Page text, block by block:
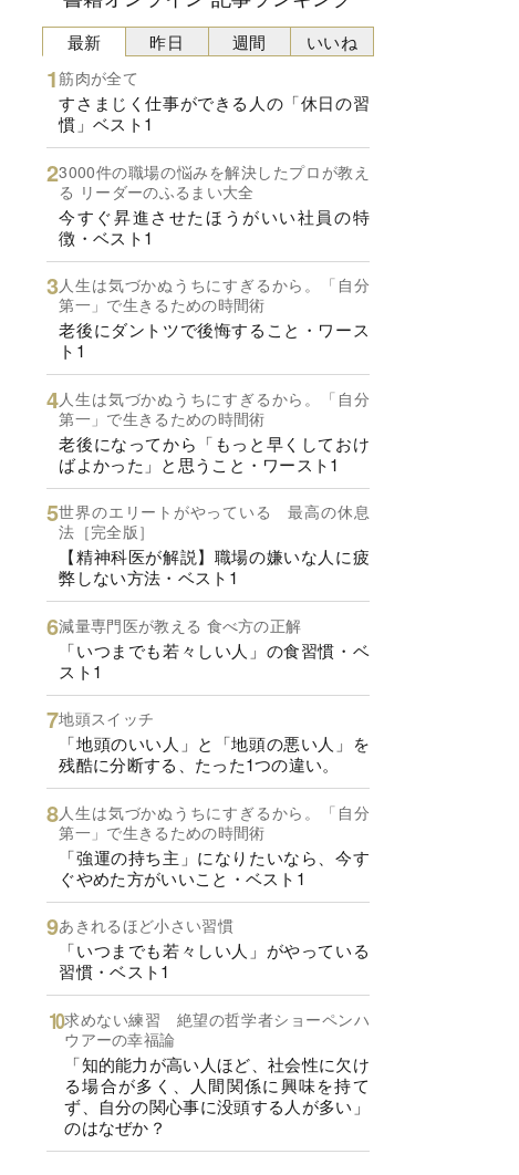
最新
筋肉が全て
すさまじく仕事ができる人の「休日の習
慣」ベスト1
3000件の職場の悩みを解決したプロが教え
る リーダーのふるまい大全
今すぐ昇進させたほうがいい社員の特
徴・ベスト1
人生は気づかぬうちにすぎるから。「自分
第一」で生きるための時間術
老後にダントツで後悔すること・ワース
ト1
人生は気づかぬうちにすぎるから。「自分
第一」で生きるための時間術
老後になってから「もっと早くしておけ
ばよかった」と思うこと・ワースト1
世界のエリートがやっている 最高の休息
法［完全版］
【精神科医が解説】職場の嫌いな人に疲
弊しない方法・ベスト1
減量専門医が教える 食べ方の正解
「いつまでも若々しい人」の食習慣・ベ
スト1
地頭スイッチ
「地頭のいい人」と「地頭の悪い人」を
残酷に分断する、たった1つの違い。
人生は気づかぬうちにすぎるから。「自分
第一」で生きるための時間術
「強運の持ち主」になりたいなら、今す
ぐやめた方がいいこと・ベスト1
あきれるほど小さい習慣
「いつまでも若々しい人」がやっている
習慣・ベスト1
求めない練習 絶望の哲学者ショーペンハ
ウアーの幸福論
「知的能力が高い人ほど、社会性に欠け
る場合が多く、人間関係に興味を持て
ず、自分の関心事に没頭する人が多い」
のはなぜか？
昨日 週間 いいね